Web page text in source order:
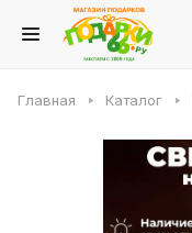
Главная Каталог